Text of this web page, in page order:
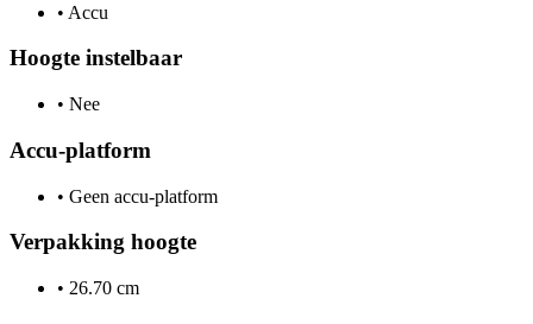
• Accu
Hoogte instelbaar
• Nee
Accu-platform
• Geen accu-platform
Verpakking hoogte
• 26.70 cm